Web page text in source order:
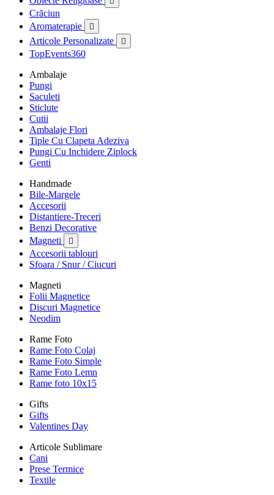
Crăciun
Aromaterapie

Articole Personalizate 
TopEvents360
Ambalaje
Pungi
Saculeti
Sticlute
Cutii
Ambalaje Flori
Tiple Cu Clapeta Adeziva
Pungi Cu Inchidere Ziplock
Genti
Handmade
Bile-Margele
Accesorii
Distantiere-Treceri
Benzi Decorative
Magneti

Accesorii tablouri
Sfoara / Snur / Ciucuri
Magneti
Folii Magnetice
Discuri Magnetice
Neodim
Rame Foto
Rame Foto Colaj
Rame Foto Simple
Rame Foto Lemn
Rame foto 10x15
Gifts
Gifts
Valentines Day
Articole Sublimare
Cani
Prese Termice
Textile